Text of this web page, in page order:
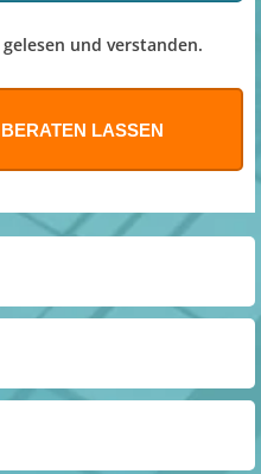
gelesen und verstanden.